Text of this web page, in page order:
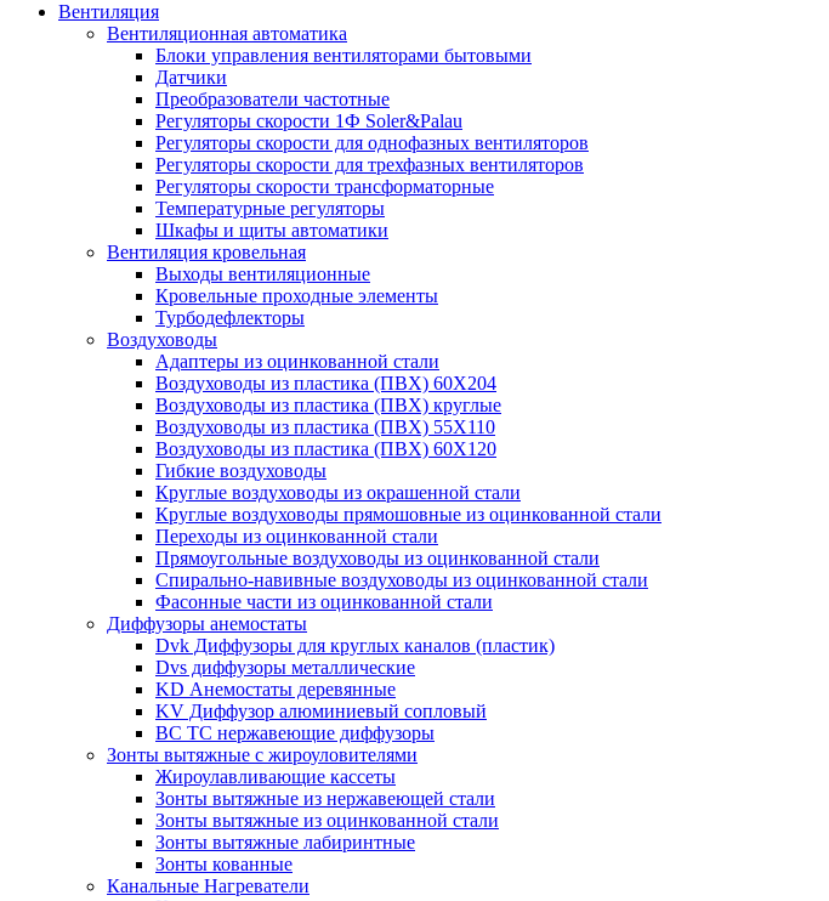
Вентиляция
Вентиляционная автоматика
Блоки управления вентиляторами бытовыми
Датчики
Преобразователи частотные
Регуляторы скорости 1Ф Soler&Palau
Регуляторы скорости для однофазных вентиляторов
Регуляторы скорости для трехфазных вентиляторов
Регуляторы скорости трансформаторные
Температурные регуляторы
Шкафы и щиты автоматики
Вентиляция кровельная
Выходы вентиляционные
Кровельные проходные элементы
Турбодефлекторы
Воздуховоды
Адаптеры из оцинкованной стали
Воздуховоды из пластика (ПВХ) 60Х204
Воздуховоды из пластика (ПВХ) круглые
Воздуховоды из пластика (ПВХ) 55Х110
Воздуховоды из пластика (ПВХ) 60Х120
Гибкие воздуховоды
Круглые воздуховоды из окрашенной стали
Круглые воздуховоды прямошовные из оцинкованной стали
Переходы из оцинкованной стали
Прямоугольные воздуховоды из оцинкованной стали
Спирально-навивные воздуховоды из оцинкованной стали
Фасонные части из оцинкованной стали
Диффузоры анемостаты
Dvk Диффузоры для круглых каналов (пластик)
Dvs диффузоры металлические
KD Анемостаты деревянные
KV Диффузор алюминиевый сопловый
ВС ТС нержавеющие диффузоры
Зонты вытяжные с жироуловителями
Жироулавливающие кассеты
Зонты вытяжные из нержавеющей стали
Зонты вытяжные из оцинкованной стали
Зонты вытяжные лабиринтные
Зонты кованные
Канальные Нагреватели